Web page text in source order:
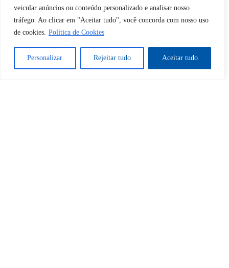
veicular anúncios ou conteúdo personalizado e analisar nosso
tráfego. Ao clicar em "Aceitar tudo", você concorda com nosso uso
de cookies. Política de Cookies
Personalizar Rejeitar tudo Aceitar tudo
Desbloquear esquerda : 0
Sim Não